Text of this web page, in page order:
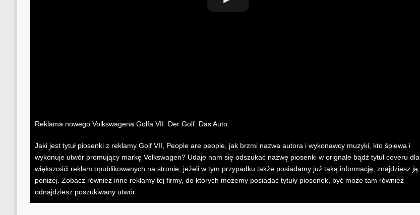
Reklama nowego Volkswagena Golfa VII. Der Golf. Das Auto.
Jaki jest tytuł piosenki z reklamy Golf VII, People are people, jak brzmi nazwa autora i wykonawcy muzyki, kto śpiewa i
wykonuje utwór promujący markę Volkswagen? Udaje nam się odszukać nazwę piosenki w orignale bądź tytuł coveru dla
większośći reklam opublikowanych na stronie, jeżeli w tym przypadku także posiadamy już taką informację, znajdziesz ją
poniżej. Zobacz również inne reklamy tej firmy, do których możemy posiadać tytuły piosenek, być może tam również
odnajdziesz poszukiwany utwór.